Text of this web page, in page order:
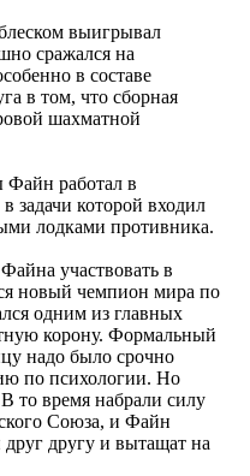
выигрывал
сражался на
в составе
в том, что сборная
шахматной
работал в
задачи которой входил
лодками противника.
участвовать в
новый чемпион мира по
одним из главных
корону. Формальный
надо было срочно
по психологии. Но
то время набрали силу
Союза, и Файн
другу и вытащат на